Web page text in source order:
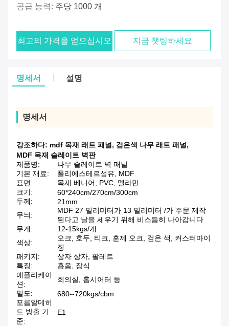
공급 능력: 주당 1000 개
최고의 가격을 얻으십시오 지금 챗팅하세요
명세서 설명
명세서
강조하다: mdf 목재 래트 패널, 검은색 나무 래트 패널,
MDF 목재 슬레이트 벽판
제품명:
나무 슬레이트 벽 패널
기본 재료:
폴리에스테르섬유, MDF
표면:
목재 베니어, PVC, 멜라민
크기:
60*240cm/270cm/300cm
두께:
21mm
무늬:
MDF 27 밀리미터가 13 밀리미터 /가 주문 제작
된다고 날을 세우기 위해 비스듬히 나아갑니다
무게:
12-15kgs/개
색상:
오크, 호두, 티크, 훈제 오크, 검은 색, 커스터마이
징
패키지:
상자 상자, 팔레트
특징:
흡음, 장식
애플리케이
션:
회의실, 홈시어터 등
밀도:
680--720kgs/cbm
포름알데히
드 방출 기
준:
E1